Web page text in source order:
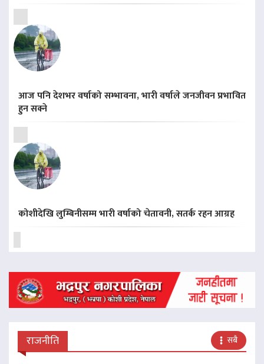
आज पनि देशभर वर्षाको सम्भावना, भारी वर्षाले जनजीवन प्रभावित
हुन सक्ने
कोशीदेखि लुम्बिनीसम्म भारी वर्षाको चेतावनी, सतर्क रहन आग्रह
राजनीति सबै